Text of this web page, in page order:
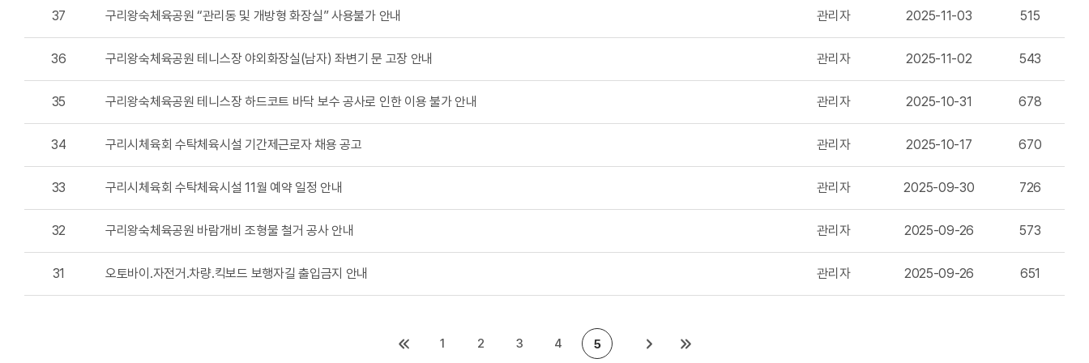
37 구리왕숙체육공원 “관리동 및 개방형 화장실” 사용불가 안내 관리자 2025-11-03 515
36 구리왕숙체육공원 테니스장 야외화장실(남자) 좌변기 문 고장 안내 관리자 2025-11-02 543
35 구리왕숙체육공원 테니스장 하드코트 바닥 보수 공사로 인한 이용 불가 안내 관리자 2025-10-31 678
34 구리시체육회 수탁체육시설 기간제근로자 채용 공고 관리자 2025-10-17 670
33 구리시체육회 수탁체육시설 11월 예약 일정 안내 관리자 2025-09-30 726
32 구리왕숙체육공원 바람개비 조형물 철거 공사 안내 관리자 2025-09-26 573
31 오토바이․자전거․차량․킥보드 보행자길 출입금지 안내 관리자 2025-09-26 651
1 2 3 4 5